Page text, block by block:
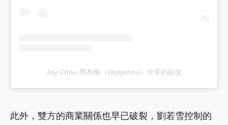
Jay Chou 周杰倫（@jaychou）分享的貼文
此外，雙方的商業關係也早已破裂，劉若雪控制的